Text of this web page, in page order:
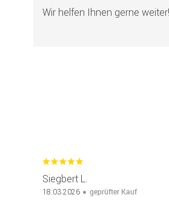
Wir helfen Ihnen gerne weiter!
Siegbert L.
18.03.2026 geprüfter Kauf